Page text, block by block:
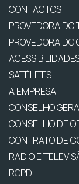
CONTACTOS
PROVEDORA DO
PROVEDORA DO
SATÉLITES
A EMPRESA
CONSELHO
CONSELHO DE
CONTRATO DE
RÁDIO E
RGPD